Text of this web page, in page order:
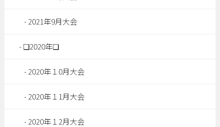
2021年9月大会
❏2020年❏
2020年１0月大会
2020年１1月大会
2020年１2月大会